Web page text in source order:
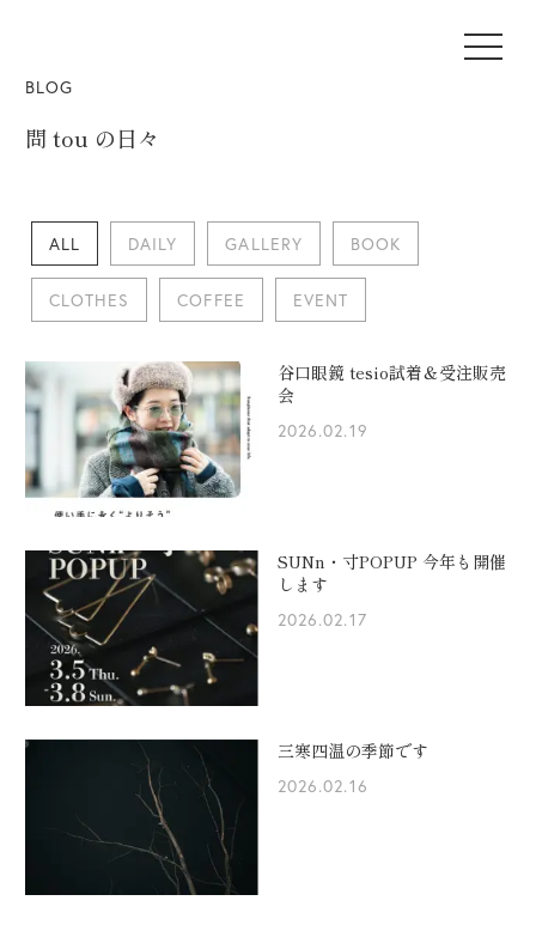
BLOG
問 tou の日々
ALL DAILY GALLERY BOOK
CLOTHES COFFEE EVENT
谷口眼鏡 tesio試着＆受注販売
会
2026.02.19
SUNn・寸POPUP 今年も開催
します
2026.02.17
三寒四温の季節です
2026.02.16